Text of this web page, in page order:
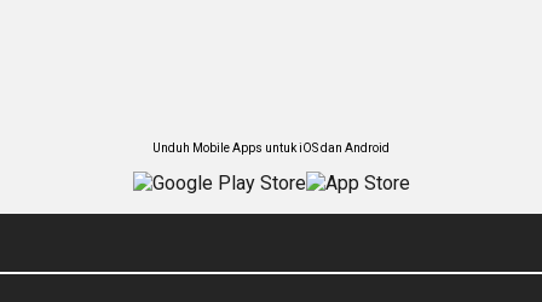
Unduh Mobile Apps untuk iOS dan Android